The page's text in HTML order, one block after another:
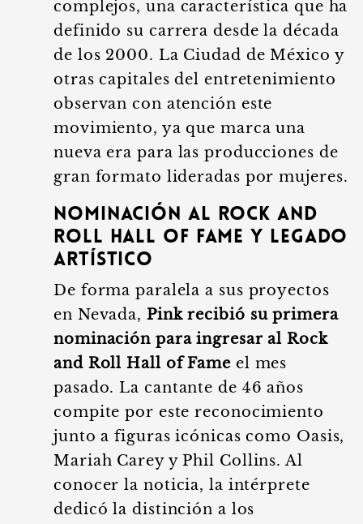
complejos, una característica que ha
definido su carrera desde la década
de los 2000. La Ciudad de México y
otras capitales del entretenimiento
observan con atención este
movimiento, ya que marca una
nueva era para las producciones de
gran formato lideradas por mujeres.
Nominación al Rock and
Roll Hall of Fame y legado
artístico
De forma paralela a sus proyectos
en Nevada, Pink recibió su primera
nominación para ingresar al Rock
and Roll Hall of Fameel mes
pasado. La cantante de 46 años
compite por este reconocimiento
junto a figuras icónicas como Oasis,
Mariah Carey y Phil Collins. Al
conocer la noticia, la intérprete
dedicó la distinción a los